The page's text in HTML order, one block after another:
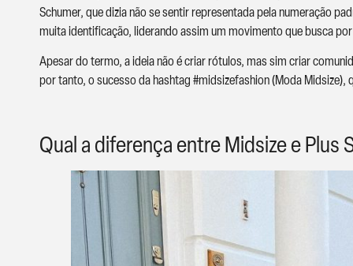
Schumer, que dizia não se sentir representada pela numeração
muita identificação, liderando assim um movimento que busca
Apesar do termo, a ideia não é criar rótulos, mas sim criar
por tanto, o sucesso da hashtag #midsizefashion (Moda Midsize),
Qual a diferença entre Midsize e Plus